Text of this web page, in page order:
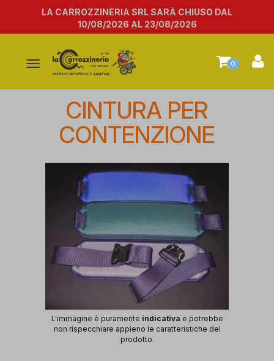
LA CARROZZINERIA SRL SARÀ CHIUSO DAL
10/08/2026 AL 23/08/2026
Attiva/disattiva
navigazione
0
CINTURA PER
CONTENZIONE
L'immagine è puramente indicativa e potrebbe
non rispecchiare appieno le caratteristiche del
prodotto.